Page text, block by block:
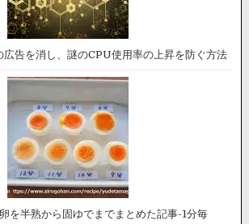
告を消し、謎のCPU使用率の上昇を防ぐ方法
を半熟から固ゆでまでまとめた記事-1分毎